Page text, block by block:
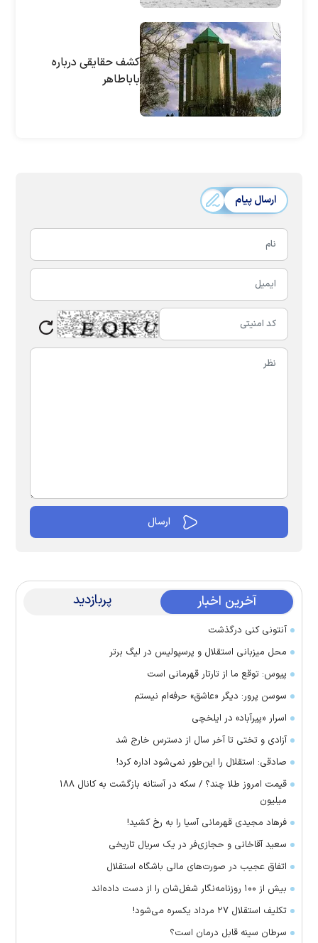
کشف حقایقی درباره
باباطاهر
ارسال پیام
آخرین اخبار پربازدید
آنتونی کنی درگذشت
محل میزبانی استقلال و پرسپولیس در لیگ برتر
پیوس: توقع ما از تارتار قهرمانی است
سوسن پرور: دیگر «عاشق» حرفه‌ام نیستم
اسرار «پیرآباد» در ایلخچی
آزادی و تختی تا آخر سال از دسترس خارج شد
صادقی: استقلال را این‌طور نمی‌شود اداره کرد!
قیمت امروز طلا چند؟ / سکه در آستانه بازگشت به کانال ۱۸۸
میلیون
فرهاد مجیدی قهرمانی آسیا را به رخ کشید!
سعید آقاخانی و حجازی‌فر در یک سریال تاریخی
اتفاق عجیب در صورت‌های مالی باشگاه استقلال
بیش از ۱۰۰ روزنامه‌نگار شغل‌شان را از دست داده‌اند
تکلیف استقلال ۲۷ مرداد یکسره می‌شود!
سرطان سینه قابل درمان است؟